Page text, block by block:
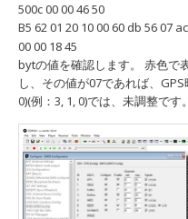
500c 00 00 46 50
B5 62 01 20 10 00 60 db 56 07
00 00 18 45
bytの値を確認します。 赤色で
し、その値が07であれば、
0)(例：3, 1, 0)では、未調整です。